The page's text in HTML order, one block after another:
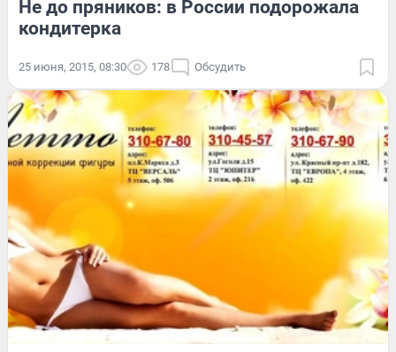
Не до пряников: в России подорожала
кондитерка
25 июня, 2015, 08:30 178 Обсудить